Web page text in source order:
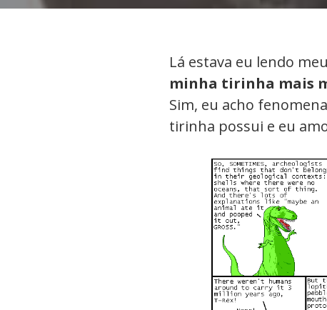
Lá estava eu lendo
minha tirinha mais
Sim, eu acho
tirinha possui e eu